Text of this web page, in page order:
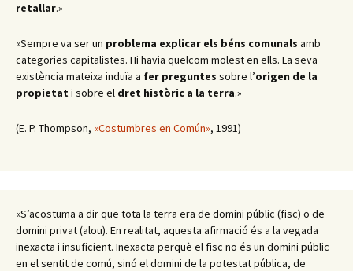
retallar.»
«Sempre va ser un problema explicar els béns comunals amb
categories capitalistes. Hi havia quelcom molest en ells. La seva
existència mateixa induïa a fer preguntes sobre l’origen de la
propietat i sobre el dret històric a la terra.»
(E. P. Thompson, «Costumbres en Común», 1991)
«S’acostuma a dir que tota la terra era de domini públic (fisc) o de
domini privat (alou). En realitat, aquesta afirmació és a la vegada
inexacta i insuficient. Inexacta perquè el fisc no és un domini públic
en el sentit de comú, sinó el domini de la potestat pública, de